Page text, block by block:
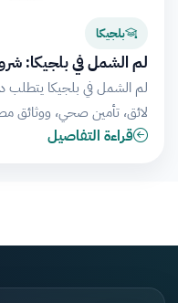
بلجيكا
لم الشمل في بلجيكا:
لائق، تأمين صحي، ووثائق
قراءة التفاصيل